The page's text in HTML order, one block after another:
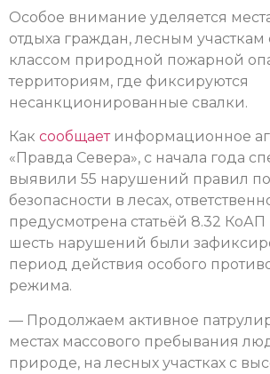
Особое внимание уделяется
отдыха граждан, лесным
классом природной пожарной
территориям, где фиксируются
несанкционированные свалки.
Как сообщаетинформационное
«Правда Севера», с начала года
выявили 55 нарушений правил
безопасности в лесах,
предусмотрена статьёй 8.32
шесть нарушений были
период действия особого
режима.
— Продолжаем активное
местах массового пребывания
природе, на лесных участках с